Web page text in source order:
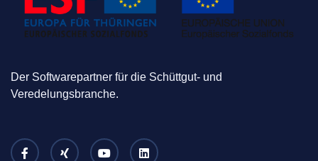
Der Softwarepartner für die Schüttgut- und
Veredelungsbranche.